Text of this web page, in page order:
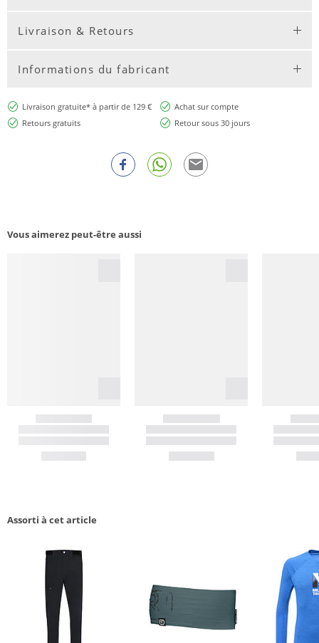
Livraison & Retours
Informations du fabricant
Livraison gratuite* à partir de 129 €
Achat sur compte
Retours gratuits
Retour sous 30 jours
Vous aimerez peut-être aussi
Assorti à cet article